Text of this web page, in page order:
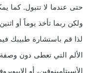
حتى عندما لا تتبول. كما
ولكن ربما تأخذ يوماً أو
لذا قم باستشارة طبيبك
الألم التي تعطى دون